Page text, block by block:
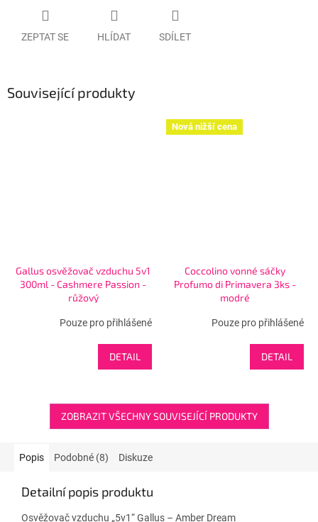
ZEPTAT SE HLÍDAT SDÍLET
Související produkty
Gallus osvěžovač vzduchu 5v1
300ml - Cashmere Passion -
růžový
Pouze pro přihlášené
DETAIL
Nová nižší cena
Coccolino vonné sáčky
Profumo di Primavera 3ks -
modré
Pouze pro přihlášené
DETAIL
ZOBRAZIT VŠECHNY SOUVISEJÍCÍ PRODUKTY
Popis Podobné (8) Diskuze
Detailní popis produktu
Osvěžovač vzduchu „5v1“ Gallus – Amber Dream